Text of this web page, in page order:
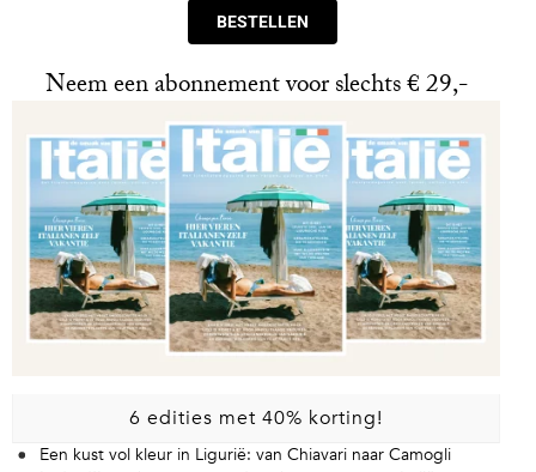
BESTELLEN
Neem een abonnement voor slechts € 29,-
6 edities met 40% korting!
Een kust vol kleur in Ligurië: van Chiavari naar Camogli